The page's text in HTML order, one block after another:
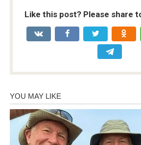
Like this post? Please share